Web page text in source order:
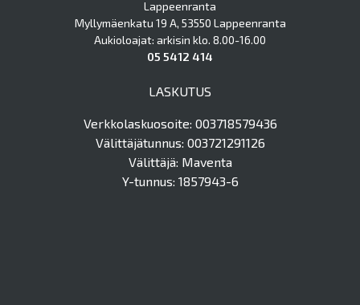
Lappeenranta
Myllymäenkatu 19 A, 53550 Lappeenranta
Aukioloajat: arkisin klo. 8.00-16.00
05 5412 414
LASKUTUS
Verkkolaskuosoite: 003718579436
Välittäjätunnus: 003721291126
Välittäjä: Maventa
Y-tunnus: 1857943-6